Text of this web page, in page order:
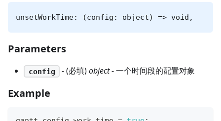
unsetWorkTime: (config: object) => void,
Parameters
config - (必填)object- 一个时间段的配置对象
Example